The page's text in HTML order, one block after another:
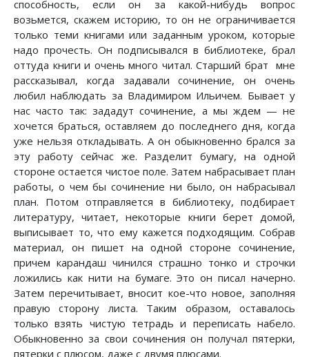
способность, если он за какой-нибудь вопрос
возьмется, скажем историю, то он не ограничивается
только теми книгами или заданным уроком, которые
надо прочесть. Он подписывался в библиотеке, брал
оттуда книги и очень много читал. Старший брат мне
рассказывал, когда задавали сочинение, он очень
любил наблюдать за Владимиром Ильичем. Бывает у
нас часто так: зададут сочинение, а мы ждем — не
хочется браться, оставляем до последнего дня, когда
уже нельзя откладывать. А он обыкновенно брался за
эту работу сейчас же. Разделит бумагу, на одной
стороне остается чистое поле. Затем набрасывает план
работы, о чем бы сочинение ни было, он набрасывал
план. Потом отправляется в библиотеку, подбирает
литературу, читает, некоторые книги берет домой,
выписывает то, что ему кажется подходящим. Собрав
материал, он пишет на одной стороне сочинение,
причем карандаш чинился страшно тонко и строчки
ложились как нити на бумаге. Это он писал начерно.
Затем перечитывает, вносит кое-что новое, заполняя
правую сторону листа. Таким образом, оставалось
только взять чистую тетрадь и переписать набело.
Обыкновенно за свои сочинения он получал пятерки,
пятерки с плюсом, даже с двумя плюсами.